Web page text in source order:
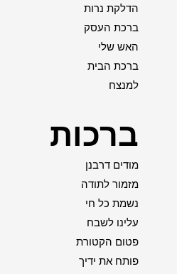
הדלקת נרות
ברכת העסק
האש שלי
ברכת הבית
למנצח
ברכות
מודים דרבנן
מזמור לתודה
נשמת כל חי
עלינו לשבח
פטום הקטורת
פותח את ידיך